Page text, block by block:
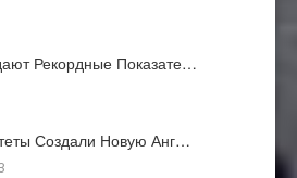
Рекордные Показате…
Создали Новую Анг…